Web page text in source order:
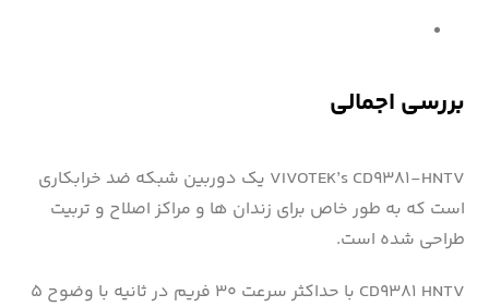
بررسی اجمالی
VIVOTEK’s CD9381-HNTV یک دوربین شبکه ضد خرابکاری
است که به طور خاص برای زندان ها و مراکز اصلاح و تربیت
طراحی شده است.
CD9381 HNTV با حداکثر سرعت ۳۰ فریم در ثانیه با وضوح ۵